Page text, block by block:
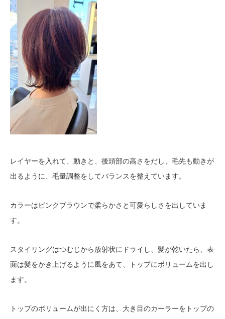
レイヤーを入れて、動きと、後頭部の高さをだし、毛先も動きが
出るように、毛量調整をしてバランスを整えています。
カラーはピンクブラウンで柔らかさと可愛らしさを出していま
す。
スタイリングはつむじから放射状にドライし、髪が乾いたら、表
面は髪をかき上げるように風をあて、トップにボリュームを出し
ます。
トップのボリュームが出にく方は、大き目のカーラーをトップの